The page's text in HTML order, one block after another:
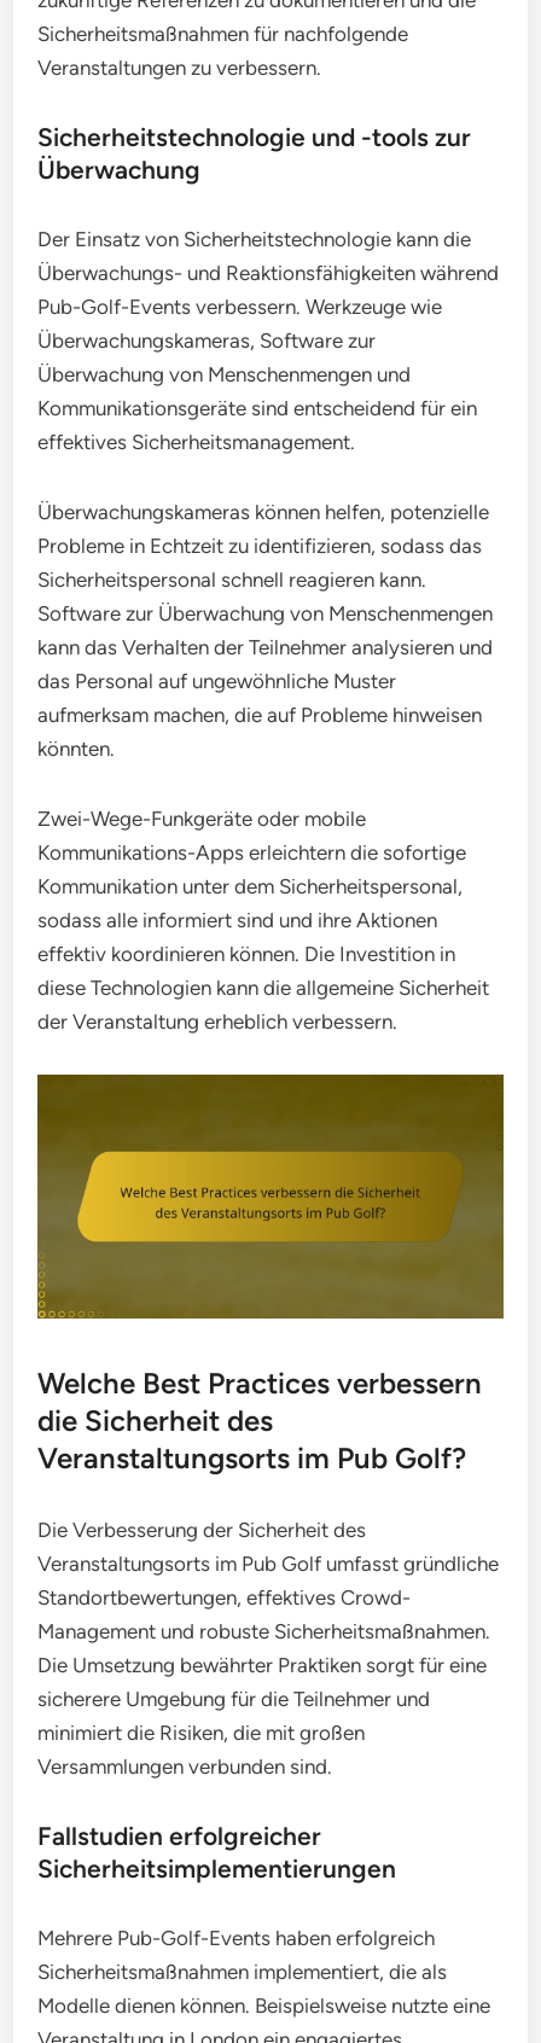
Sicherheitsmaßnahmen für nachfolgende
Veranstaltungen zu verbessern.
Sicherheitstechnologie und -tools zur
Überwachung
Der Einsatz von Sicherheitstechnologie kann die
Überwachungs- und Reaktionsfähigkeiten während
Pub-Golf-Events verbessern. Werkzeuge wie
Überwachungskameras, Software zur
Überwachung von Menschenmengen und
Kommunikationsgeräte sind entscheidend für ein
effektives Sicherheitsmanagement.
Überwachungskameras können helfen, potenzielle
Probleme in Echtzeit zu identifizieren, sodass das
Sicherheitspersonal schnell reagieren kann.
Software zur Überwachung von Menschenmengen
kann das Verhalten der Teilnehmer analysieren und
das Personal auf ungewöhnliche Muster
aufmerksam machen, die auf Probleme hinweisen
könnten.
Zwei-Wege-Funkgeräte oder mobile
Kommunikations-Apps erleichtern die sofortige
Kommunikation unter dem Sicherheitspersonal,
sodass alle informiert sind und ihre Aktionen
effektiv koordinieren können. Die Investition in
diese Technologien kann die allgemeine Sicherheit
der Veranstaltung erheblich verbessern.
Welche Best Practices verbessern
die Sicherheit des
Veranstaltungsorts im Pub Golf?
Die Verbesserung der Sicherheit des
Veranstaltungsorts im Pub Golf umfasst gründliche
Standortbewertungen, effektives Crowd-
Management und robuste Sicherheitsmaßnahmen.
Die Umsetzung bewährter Praktiken sorgt für eine
sicherere Umgebung für die Teilnehmer und
minimiert die Risiken, die mit großen
Versammlungen verbunden sind.
Fallstudien erfolgreicher
Sicherheitsimplementierungen
Mehrere Pub-Golf-Events haben erfolgreich
Sicherheitsmaßnahmen implementiert, die als
Modelle dienen können. Beispielsweise nutzte eine